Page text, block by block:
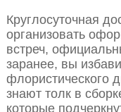
Круглосуточная
организовать
встреч,
заранее, вы
флористического
знают толк в
которые